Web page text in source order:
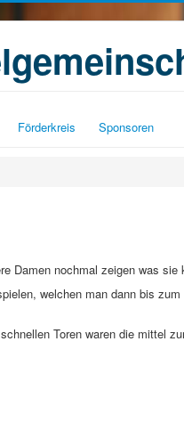
Förderkreis Sponsoren
Damen nochmal zeigen was sie
welchen man dann bis
Toren waren die mittel